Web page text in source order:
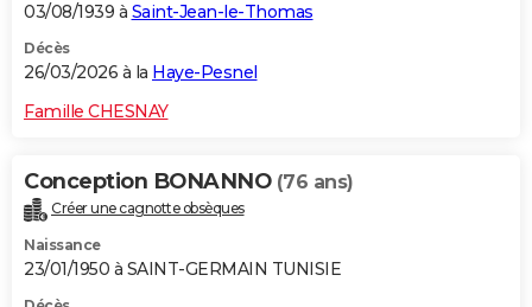
03/08/1939 à Saint-Jean-le-Thomas
Décès
26/03/2026 à la Haye-Pesnel
Famille CHESNAY
Conception BONANNO (76 ans)
Créer une cagnotte obsèques
Naissance
23/01/1950 à SAINT-GERMAIN TUNISIE